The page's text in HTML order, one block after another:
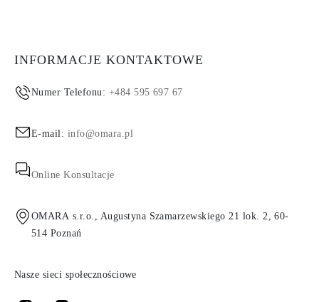
INFORMACJE KONTAKTOWE
Numer Telefonu: +484 595 697 67
E-mail: info@omara.pl
Online Konsultacje
OMARA s.r.o., Augustyna Szamarzewskiego 21 lok. 2, 60-
514 Poznań
Nasze sieci społecznościowe